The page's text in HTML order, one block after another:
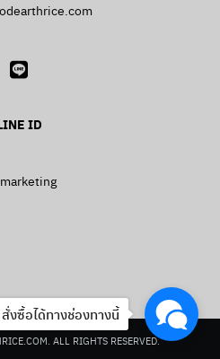
ID
ALL RIGHTS RESERVED.
สั่งซื้อได้ทางช่องทางนี้